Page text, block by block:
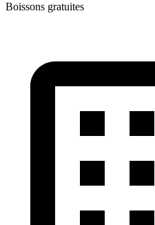
Boissons gratuites